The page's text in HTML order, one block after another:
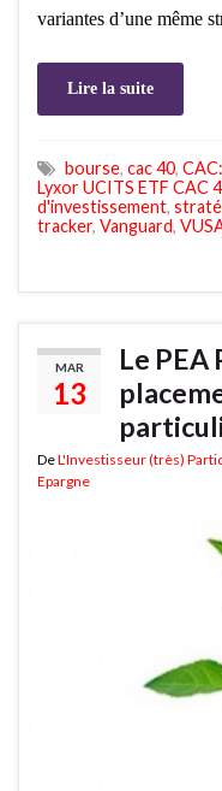
variantes d’une même
Lire la suite
bourse, cac 40,
Lyxor UCITS ETF CAC
d'investissement,
tracker, Vanguard,
MAR
13
Le PEA
DeL'Investisseur (très)
Epargne